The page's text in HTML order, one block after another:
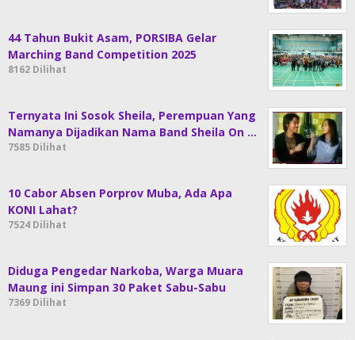
44 Tahun Bukit Asam, PORSIBA Gelar
Marching Band Competition 2025
8162 Dilihat
Ternyata Ini Sosok Sheila, Perempuan Yang
Namanya Dijadikan Nama Band Sheila On …
7585 Dilihat
10 Cabor Absen Porprov Muba, Ada Apa
KONI Lahat?
7524 Dilihat
Diduga Pengedar Narkoba, Warga Muara
Maung ini Simpan 30 Paket Sabu-Sabu
7369 Dilihat